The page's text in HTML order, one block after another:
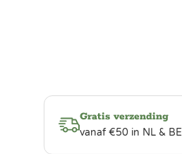
Gratis verzending
vanaf €50 in NL & BE